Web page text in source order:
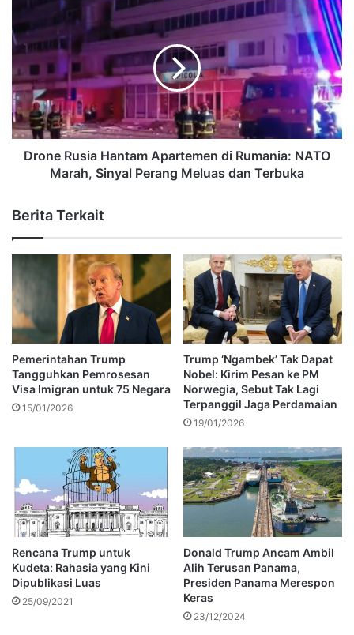
Drone Rusia Hantam Apartemen di Rumania: NATO
Marah, Sinyal Perang Meluas dan Terbuka
Berita Terkait
Pemerintahan Trump
Tangguhkan Pemrosesan
Visa Imigran untuk 75 Negara
15/01/2026
Trump ‘Ngambek’ Tak Dapat
Nobel: Kirim Pesan ke PM
Norwegia, Sebut Tak Lagi
Terpanggil Jaga Perdamaian
19/01/2026
Rencana Trump untuk
Kudeta: Rahasia yang Kini
Dipublikasi Luas
25/09/2021
Donald Trump Ancam Ambil
Alih Terusan Panama,
Presiden Panama Merespon
Keras
23/12/2024